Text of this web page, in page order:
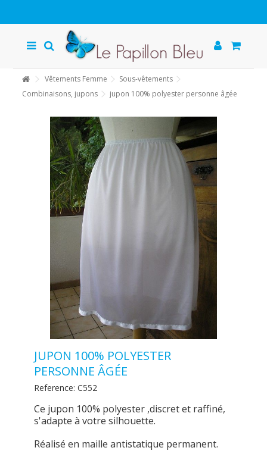
Vêtements Femme
Sous-vêtements
Combinaisons, jupons
jupon 100% polyester personne âgée
JUPON 100% POLYESTER
PERSONNE ÂGÉE
Reference: C552
Ce jupon 100% polyester ,discret et raffiné,
s'adapte à votre silhouette.
Réalisé en maille antistatique permanent.